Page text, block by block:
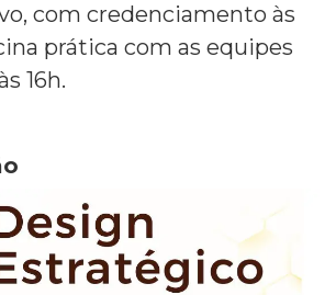
com credenciamento às
prática com as equipes
16h.